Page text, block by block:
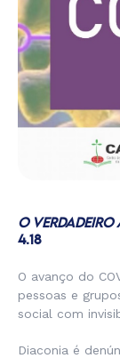
O
4.18
O avanço do
pessoas e
social com
Diaconia é